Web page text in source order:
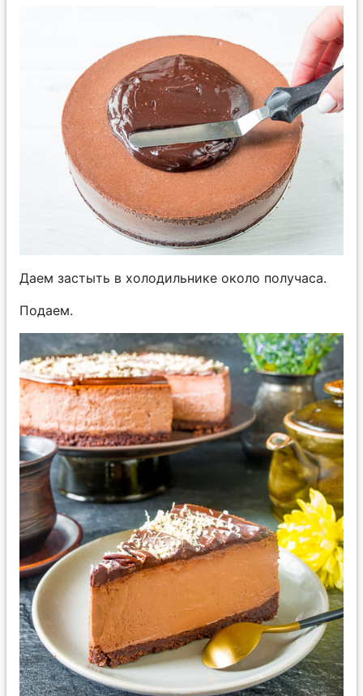
Даем застыть в холодильнике около получаса.
Подаем.